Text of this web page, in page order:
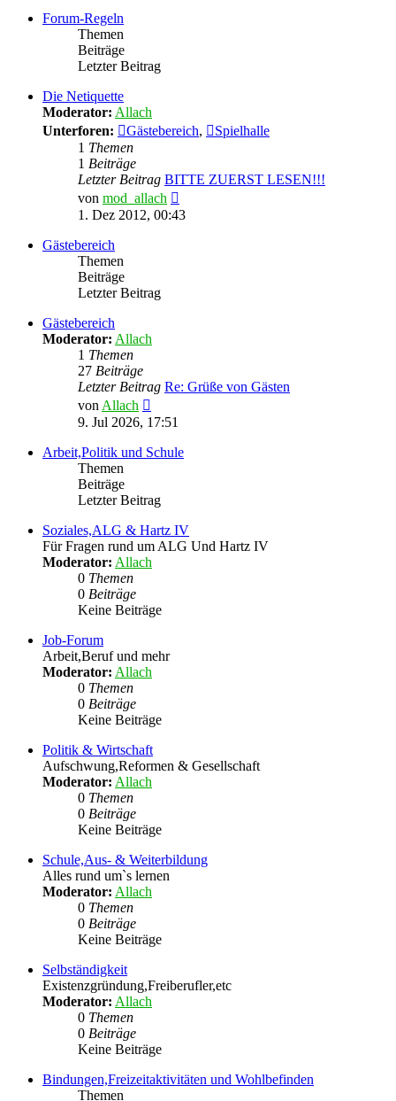
Forum-Regeln
Themen
Beiträge
Letzter Beitrag
Die Netiquette
Moderator: Allach
Unterforen:
Gästebereich,
Spielhalle
1 Themen
1 Beiträge
Letzter Beitrag BITTE ZUERST LESEN!!!
von mod_allach
Beitrag
1. Dez 2012, 00:43
Gästebereich
Themen
Beiträge
Letzter Beitrag
Gästebereich
Moderator: Allach
1 Themen
27 Beiträge
Letzter Beitrag Re: Grüße von Gästen
von Allach
Beitrag
9. Jul 2026, 17:51
Arbeit,Politik und Schule
Themen
Beiträge
Letzter Beitrag
Soziales,ALG & Hartz IV
Für Fragen rund um ALG Und Hartz IV
Moderator: Allach
0 Themen
0 Beiträge
Keine Beiträge
Job-Forum
Arbeit,Beruf und mehr
Moderator: Allach
0 Themen
0 Beiträge
Keine Beiträge
Politik & Wirtschaft
Aufschwung,Reformen & Gesellschaft
Moderator: Allach
0 Themen
0 Beiträge
Keine Beiträge
Schule,Aus- & Weiterbildung
Alles rund um`s lernen
Moderator: Allach
0 Themen
0 Beiträge
Keine Beiträge
Selbständigkeit
Existenzgründung,Freiberufler,etc
Moderator: Allach
0 Themen
0 Beiträge
Keine Beiträge
Bindungen,Freizeitaktivitäten und Wohlbefinden
Themen